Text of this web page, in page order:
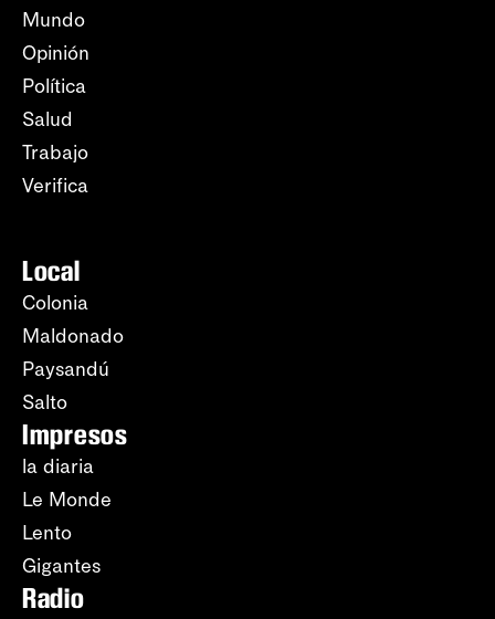
Mundo
Opinión
Política
Salud
Trabajo
Verifica
Local
Colonia
Maldonado
Paysandú
Salto
Impresos
la diaria
Le Monde
Lento
Gigantes
Radio